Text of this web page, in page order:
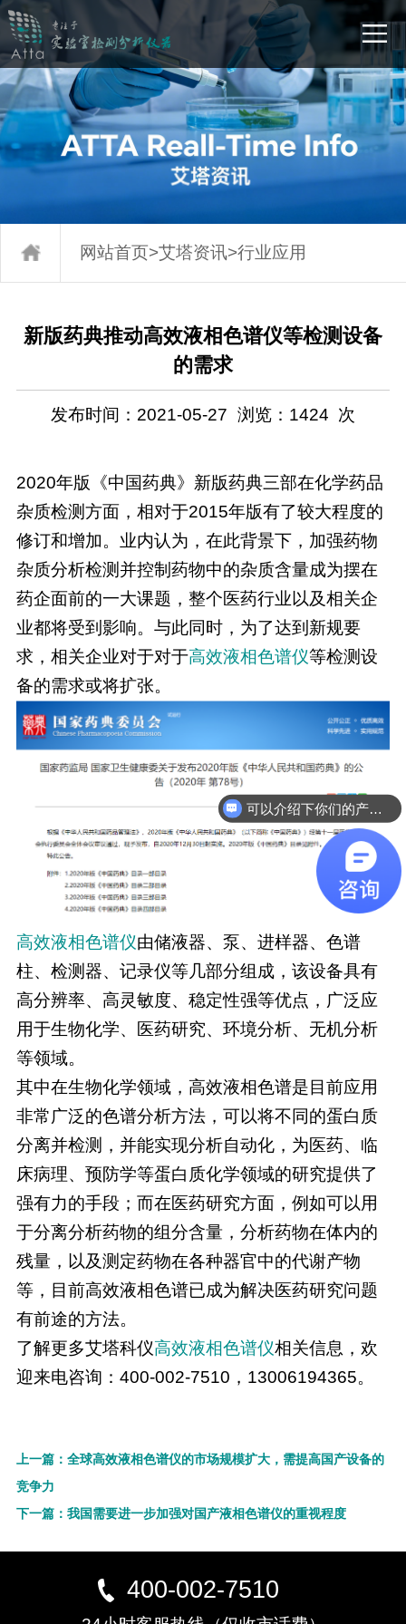
网站首页>艾塔资讯>行业应用
新版药典推动高效液相色谱仪等检测设备
的需求
发布时间：2021-05-27 浏览： 1424 次
2020年版《中国药典》新版药典三部在化学药品
杂质检测方面，相对于2015年版有了较大程度的
修订和增加。业内认为，在此背景下，加强药物
杂质分析检测并控制药物中的杂质含量成为摆在
药企面前的一大课题，整个医药行业以及相关企
业都将受到影响。与此同时，为了达到新规要
求，相关企业对于对于高效液相色谱仪等检测设
备的需求或将扩张。
高效液相色谱仪由储液器、泵、进样器、色谱
柱、检测器、记录仪等几部分组成，该设备具有
高分辨率、高灵敏度、稳定性强等优点，广泛应
用于生物化学、医药研究、环境分析、无机分析
等领域。
其中在生物化学领域，高效液相色谱是目前应用
非常广泛的色谱分析方法，可以将不同的蛋白质
分离并检测，并能实现分析自动化，为医药、临
床病理、预防学等蛋白质化学领域的研究提供了
强有力的手段；而在医药研究方面，例如可以用
于分离分析药物的组分含量，分析药物在体内的
残量，以及测定药物在各种器官中的代谢产物
等，目前高效液相色谱已成为解决医药研究问题
有前途的方法。
了解更多艾塔科仪高效液相色谱仪相关信息，欢
迎来电咨询：400-002-7510，13006194365。
上一篇：全球高效液相色谱仪的市场规模扩大，需提高国产设备的
竞争力
下一篇：我国需要进一步加强对国产液相色谱仪的重视程度
400-002-7510
可以介绍下你们的产品么